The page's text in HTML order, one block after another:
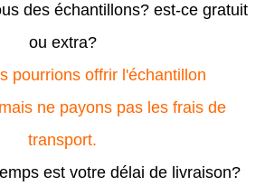
des échantillons? est-ce gratuit
ou extra?
pourrions offrir l'échantillon
ne payons pas les frais de
transport.
est votre délai de livraison?